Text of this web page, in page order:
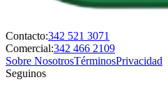
Contacto:342 521 3071
Comercial:342 466 2109
Sobre NosotrosTérminosPrivacidad
Seguinos